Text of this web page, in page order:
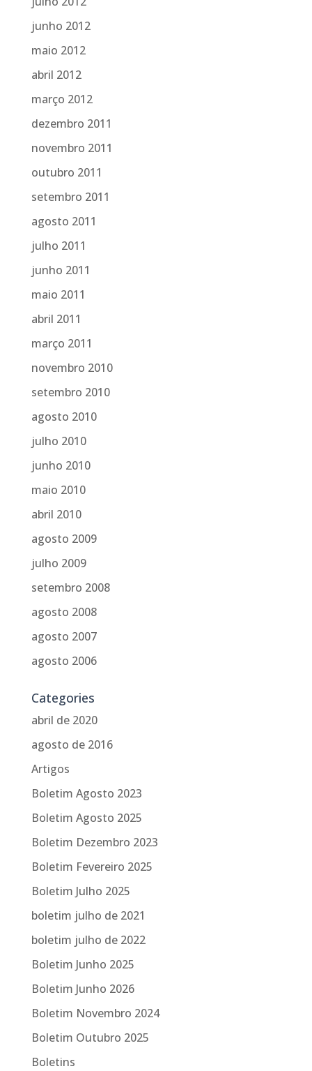
junho 2012
maio 2012
abril 2012
março 2012
dezembro 2011
novembro 2011
outubro 2011
setembro 2011
agosto 2011
julho 2011
junho 2011
maio 2011
abril 2011
março 2011
novembro 2010
setembro 2010
agosto 2010
julho 2010
junho 2010
maio 2010
abril 2010
agosto 2009
julho 2009
setembro 2008
agosto 2008
agosto 2007
agosto 2006
Categories
abril de 2020
agosto de 2016
Artigos
Boletim Agosto 2023
Boletim Agosto 2025
Boletim Dezembro 2023
Boletim Fevereiro 2025
Boletim Julho 2025
boletim julho de 2021
boletim julho de 2022
Boletim Junho 2025
Boletim Junho 2026
Boletim Novembro 2024
Boletim Outubro 2025
Boletins